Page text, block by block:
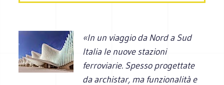
«In un viaggio da Nord a Sud
Italia le nuove stazioni
ferroviarie. Spesso progettate
da archistar, ma funzionalità e